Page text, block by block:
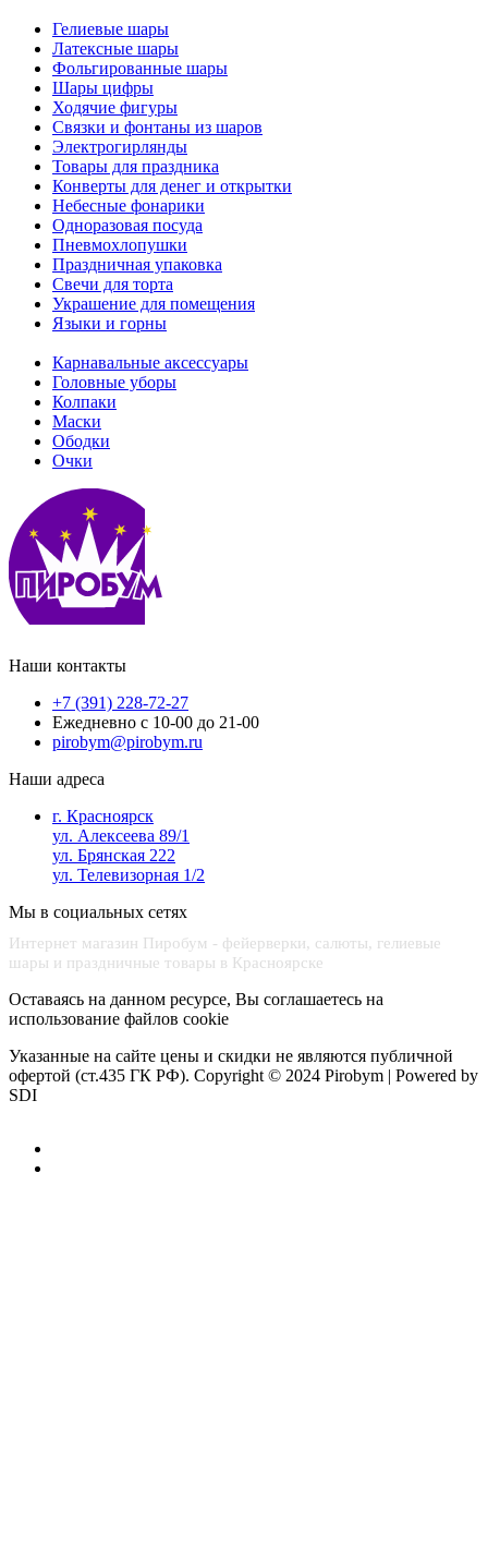
Гелиевые шары
Латексные шары
Фольгированные шары
Шары цифры
Ходячие фигуры
Связки и фонтаны из шаров
Электрогирлянды
Товары для праздника
Конверты для денег и открытки
Небесные фонарики
Одноразовая посуда
Пневмохлопушки
Праздничная упаковка
Свечи для торта
Украшение для помещения
Языки и горны
Карнавальные аксессуары
Головные уборы
Колпаки
Маски
Ободки
Очки
Наши контакты
+7 (391) 228-72-27
Ежедневно с 10-00 до 21-00
pirobym@pirobym.ru
Наши адреса
г. Красноярск
ул. Алексеева 89/1
ул. Брянская 222
ул. Телевизорная 1/2
Мы в социальных сетях
Интернет магазин Пиробум - фейерверки, салюты, гелиевые
шары и праздничные товары в Красноярске
Оставаясь на данном ресурсе, Вы соглашаетесь на
использование файлов cookie
Указанные на сайте цены и скидки не являются публичной
офертой (ст.435 ГК РФ). Copyright © 2024 Pirobym | Powered by
SDI